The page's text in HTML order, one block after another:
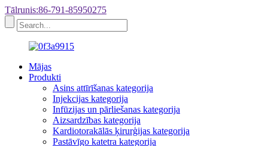
Tālrunis:86-791-85950275
Mājas
Produkti
Asins attīrīšanas kategorija
Injekcijas kategorija
Infūzijas un pārliešanas kategorija
Aizsardzības kategorija
Kardiotorakālās ķirurģijas kategorija
Pastāvīgo katetra kategorija